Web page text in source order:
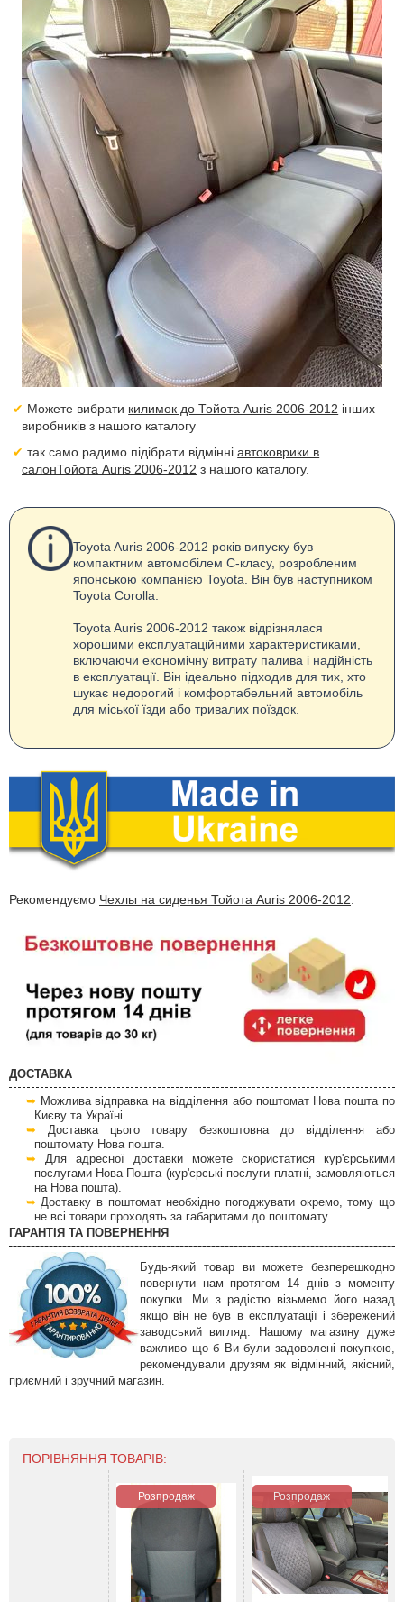
Можете вибрати килимок до Тойота Auris 2006-2012 інших
виробників з нашого каталогу
так само радимо підібрати відмінніавтоковрики в
салонТойота Auris 2006-2012 з нашого каталогу.
Toyota Auris 2006-2012 років випуску був
компактним автомобілем С-класу, розробленим
японською компанією Toyota. Він був наступником
Toyota Corolla.
Toyota Auris 2006-2012 також відрізнялася
хорошими експлуатаційними характеристиками,
включаючи економічну витрату палива і надійність
в експлуатації. Він ідеально підходив для тих, хто
шукає недорогий і комфортабельний автомобіль
для міської їзди або тривалих поїздок.
Рекомендуємо Чехлы на сиденья Тойота Auris 2006-2012
ДОСТАВКА
Можлива відправка на відділення або поштомат Нова пошта по
Києву та Україні.
Доставка цього товару безкоштовна до відділення або
поштомату Нова пошта.
Для адресної доставки можете скористатися кур'єрськими
послугами Нова Пошта (кур'єрські послуги платні, замовляються
на Нова пошта).
Доставку в поштомат необхідно погоджувати окремо, тому що
не всі товари проходять за габаритами до поштомату.
ГАРАНТІЯ ТА ПОВЕРНЕННЯ
Будь-який товар ви можете безперешкодно
повернути нам протягом 14 днів з моменту
покупки. Ми з радістю візьмемо його назад
якщо він не був в експлуатації і збережений
заводський вигляд. Нашому магазину дуже
важливо що б Ви були задоволені покупкою,
рекомендували друзям як відмінний, якісний,
приємний і зручний магазин.
ПОРІВНЯННЯ ТОВАРІВ:
Розпродаж Розпродаж